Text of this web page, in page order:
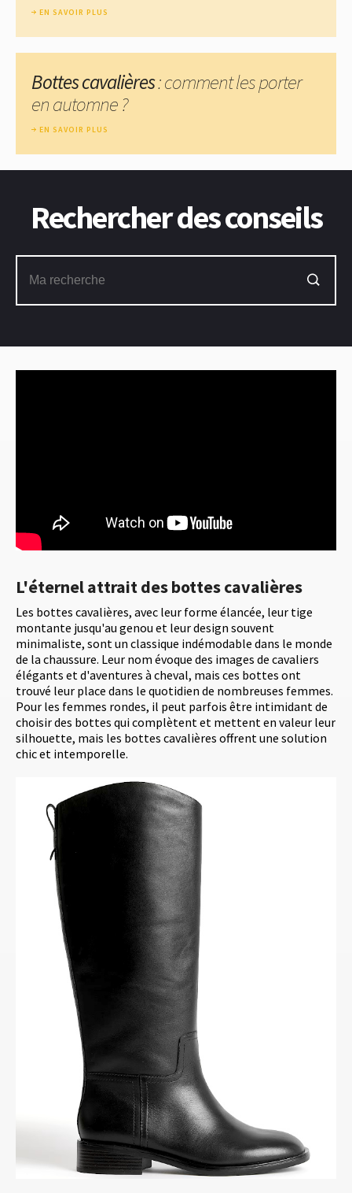
L'éternel attrait des bottes cavalières
Les bottes cavalières, avec leur forme élancée, leur tige
montante jusqu'au genou et leur design souvent
minimaliste, sont un classique indémodable dans le monde
de la chaussure. Leur nom évoque des images de cavaliers
élégants et d'aventures à cheval, mais ces bottes ont
trouvé leur place dans le quotidien de nombreuses femmes.
Pour les femmes rondes, il peut parfois être intimidant de
choisir des bottes qui complètent et mettent en valeur leur
silhouette, mais les bottes cavalières offrent une solution
chic et intemporelle.
EN SAVOIR PLUS
Bottes cavalières: comment les porter
en automne ?
EN SAVOIR PLUS
Rechercher des conseils